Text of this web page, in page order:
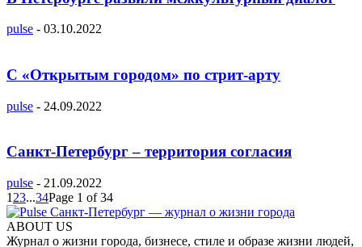
pulse - 03.10.2022
C «Открытым городом» по стрит-арту
pulse - 24.09.2022
Санкт-Петербург – территория согласия
pulse - 21.09.2022
1 23...34Page 1 of 34
ABOUT US
Журнал о жизни города, бизнесе, стиле и образе жизни людей,